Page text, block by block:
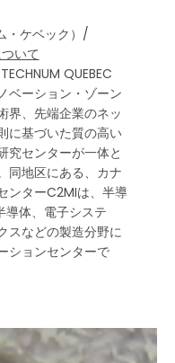
・ケベック）/
いて
QUEBEC
ベーション・ゾーン
界、先端企業のネッ
に基づいた質の高い
究センターが一体と
同地区にある、カナ
ンターC2MIは、半導
導体、電子システ
スなどの製造分野に
ションセンターで